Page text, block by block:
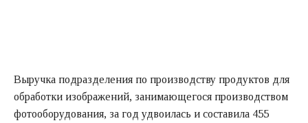
Выручка подразделения по производству продуктов для
обработки изображений, занимающегося производством
фотооборудования, за год удвоилась и составила 455